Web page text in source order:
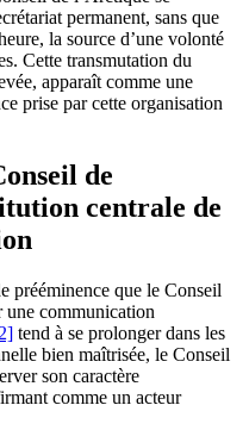
permanent, sans que
la source d’une volonté
Cette transmutation du
apparaît comme une
prise par cette organisation
de
centrale de
prééminence que le Conseil
une communication
tend à se prolonger dans les
bien maîtrisée, le Conseil
son caractère
comme un acteur